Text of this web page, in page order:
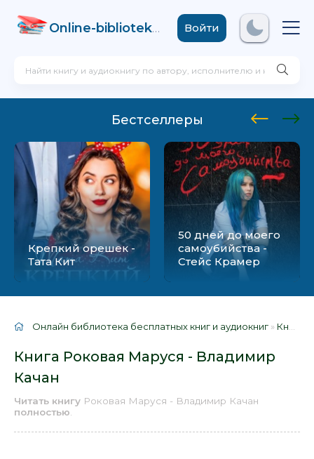
Online-biblioteka .comВойти
Бестселлеры
Крепкий орешек -
Тата Кит
50 дней до моего
самоубийства -
Стейс Крамер
Онлайн библиотека бесплатных книг и аудиокниг » Книги
Книга Роковая Маруся - Владимир
Качан
Читать книгу Роковая Маруся - Владимир Качан
полностью